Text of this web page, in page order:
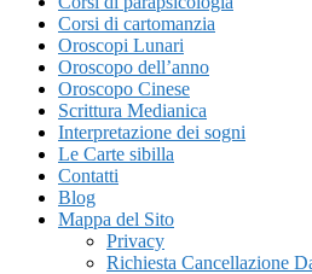
Corsi di cartomanzia
Oroscopi Lunari
Oroscopo dell’anno
Oroscopo Cinese
Scrittura Medianica
Interpretazione dei sogni
Le Carte sibilla
Contatti
Blog
Mappa del Sito
Privacy
Richiesta Cancellazione